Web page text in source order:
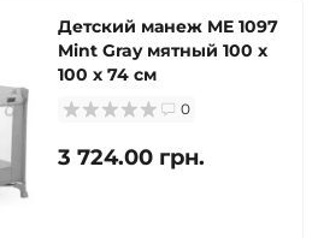
Детский манеж ME 1097
Mint Gray мятный 100 х
100 х 74 см
0
3 724.00 грн.